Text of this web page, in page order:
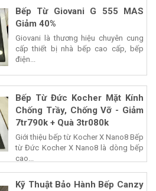
Bếp Từ Giovani G 555 MAS
Giảm 40%
Giovani là thương hiệu chuyên cung
cấp thiết bị nhà bếp cao cấp, bếp
điện...
Bếp Từ Đức Kocher Mặt Kính
Chống Trầy, Chống Vỡ - Giảm
7tr790k + Quà 3tr080k
Giới thiệu bếp từ Kocher X Nano8 Bếp
từ Đức Kocher X Nano8 là dòng bếp
cao...
Kỹ Thuật Bảo Hành Bếp Canzy